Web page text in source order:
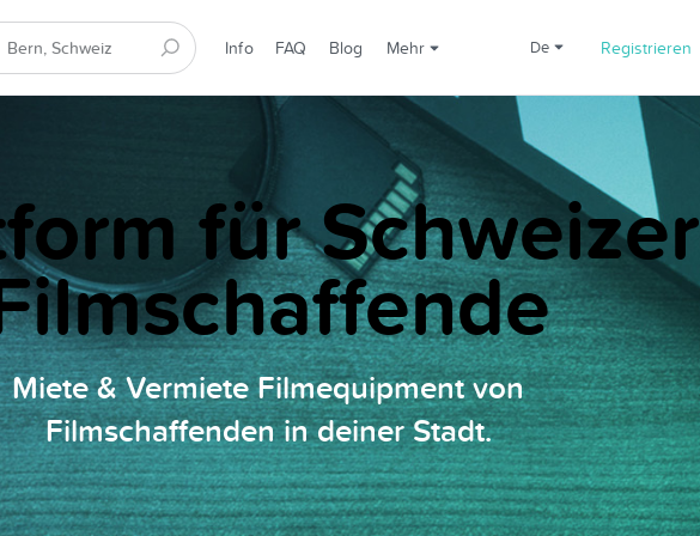
Info FAQ Blog Mehr de Registrieren
für Schweizer
Miete & Vermiete Filmequipment von
Filmschaffenden in deiner Stadt.